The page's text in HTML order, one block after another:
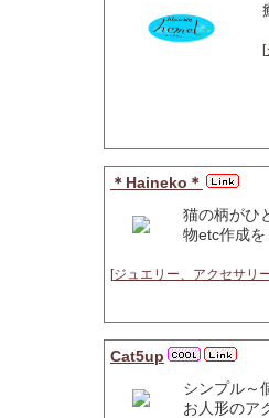
[
＊Haineko＊
猫の柄がひ
物etc作成を
[ジュエリー、アクセサリ
Cat5up
シンプル～
お人形のア